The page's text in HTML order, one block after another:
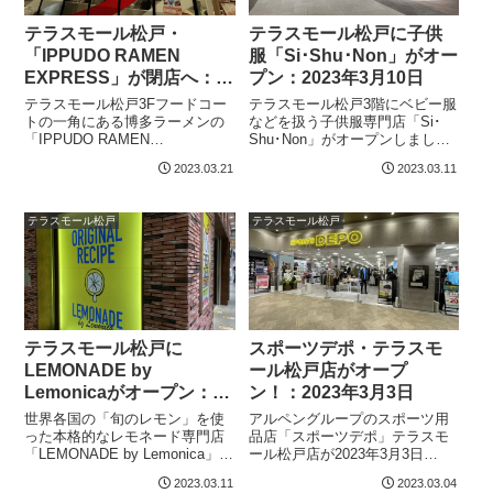
テラスモール松戸・
「IPPUDO RAMEN
EXPRESS」が閉店へ：
2023年3月26日
テラスモール松戸3Fフードコー
トの一角にある博多ラーメンの
「IPPUDO RAMEN
（日）をもって閉店することが
RAMEN EXPRESS（テラスモ
ール松戸）一風堂は大学時...
2023.03.21
テラスモール松戸に子供
服「Si･Shu･Non」がオー
プン：2023年3月10日
テラスモール松戸3階にベビー服
などを扱う子供服専門店「Si･
Shu･Non」がオープンしまし
RAG MART」が入居していた3
よると、ベビーブランド「Si･
Shu･N...
2023.03.11
テラスモール松戸
テラスモール松戸に
LEMONADE by
Lemonicaがオープン：
2023年3月7日
世界各国の「旬のレモン」を使
った本格的なレモネード専門店
「LEMONADE by Lemonica」
カ）がテラスモール松戸1階に
2023.03.11
テラスモール松戸
スポーツデポ・テラスモ
ール松戸店がオープ
ン！：2023年3月3日
アルペングループのスポーツ用
品店「スポーツデポ」テラスモ
ール松戸店が2023年3月3日
ールにオープンしました。3月13
2023.03.04